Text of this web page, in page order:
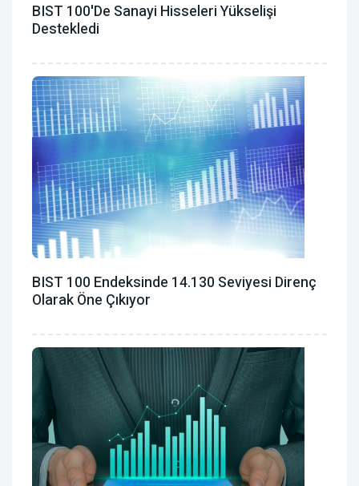
BIST 100'de Sanayi Hisseleri Yükselişi
Destekledi
BIST 100 Endeksinde 14.130 Seviyesi Direnç
Olarak Öne Çıkıyor